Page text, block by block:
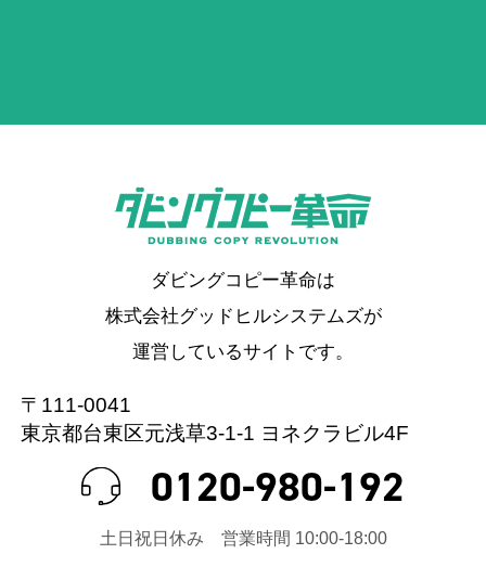
ダビングコピー革命は
株式会社グッドヒルシステムズが
運営しているサイトです。
〒111-0041
東京都台東区元浅草3-1-1 ヨネクラビル4F
0120-980-192
⼟⽇祝⽇休み 営業時間 10:00-18:00